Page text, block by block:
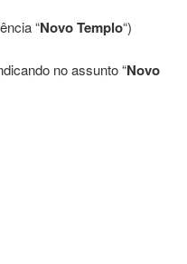
“Novo Templo“)
no assunto “Novo